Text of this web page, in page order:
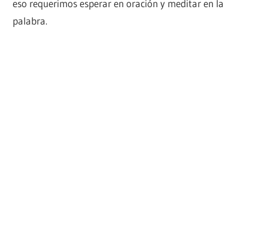
eso requerimos esperar en oración y meditar en la
palabra.